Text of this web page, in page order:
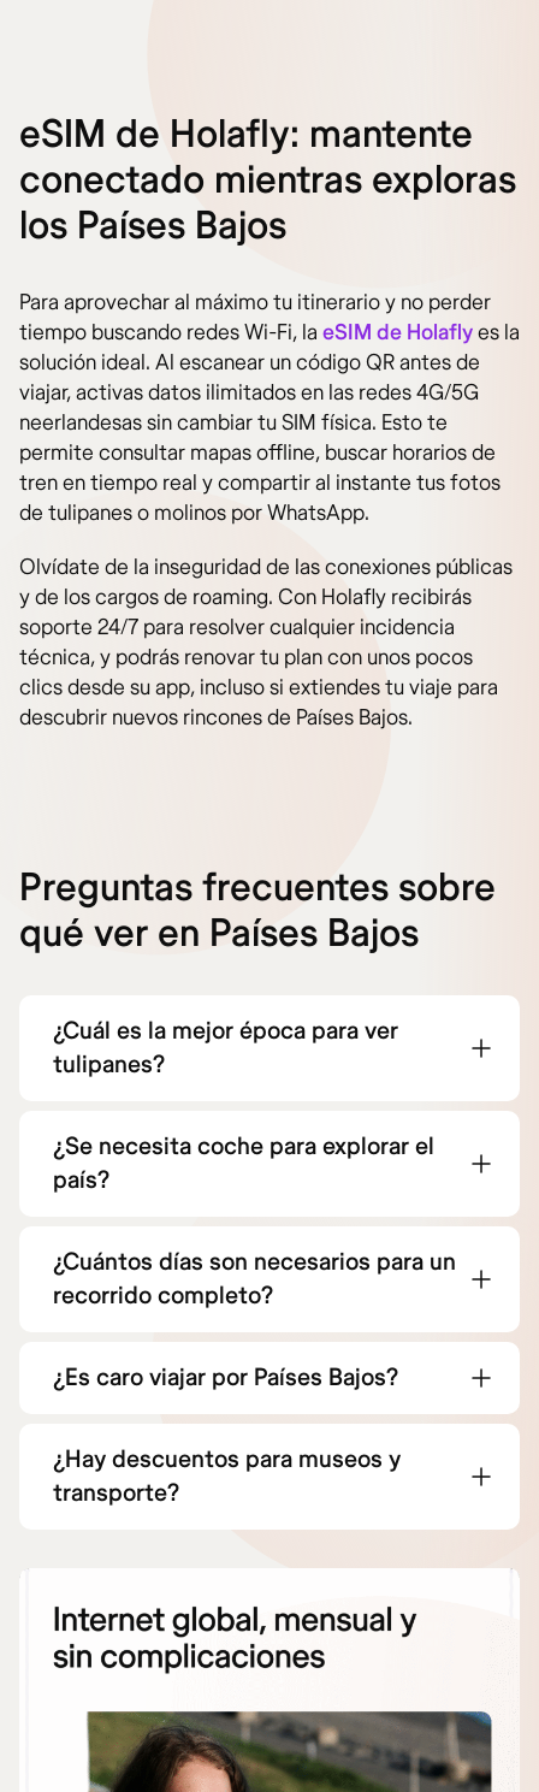
eSIM de Holafly: mantente
conectado mientras exploras
los Países Bajos
Para aprovechar al máximo tu itinerario y no perder
tiempo buscando redes Wi-Fi, la eSIM de Holaflyes la
solución ideal. Al escanear un código QR antes de
viajar, activas datos ilimitados en las redes 4G/5G
neerlandesas sin cambiar tu SIM física. Esto te
permite consultar mapas offline, buscar horarios de
tren en tiempo real y compartir al instante tus fotos
de tulipanes o molinos por WhatsApp.
Olvídate de la inseguridad de las conexiones públicas
y de los cargos de roaming. Con Holafly recibirás
soporte 24/7 para resolver cualquier incidencia
técnica, y podrás renovar tu plan con unos pocos
clics desde su app, incluso si extiendes tu viaje para
descubrir nuevos rincones de Países Bajos.
Preguntas frecuentes sobre
qué ver en Países Bajos
¿Cuál es la mejor época para ver
tulipanes?
¿Se necesita coche para explorar el
país?
¿Cuántos días son necesarios para un
recorrido completo?
¿Es caro viajar por Países Bajos?
¿Hay descuentos para museos y
transporte?